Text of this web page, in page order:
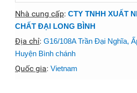
Nhà cung cấp: CTY TNHH XUẤT
CHẤT ĐẠI LONG BÌNH
Địa chỉ: G16/108A Trần Đại Nghĩa,
Huyện Bình chánh
Quốc gia: Vietnam